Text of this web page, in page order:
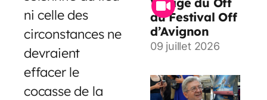
ni celle des
circonstances ne
devraient
effacer le
cocasse de la
du Festival Off
d’Avignon
09 juillet 2026